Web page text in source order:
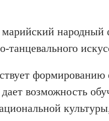
танцевального
формированию
возможность